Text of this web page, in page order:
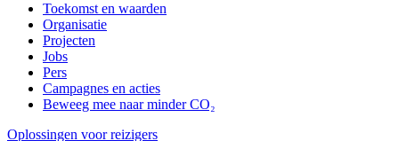
Toekomst en waarden
Organisatie
Projecten
Jobs
Pers
Campagnes en acties
Beweeg mee naar minder CO₂
Oplossingen voor reizigers